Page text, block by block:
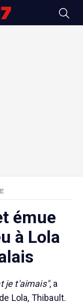
émue
à Lola
je t'aimais", a
Lola, Thibault.